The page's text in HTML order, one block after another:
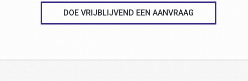
DOE VRIJBLIJVEND EEN AANVRAAG